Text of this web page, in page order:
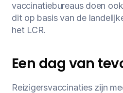
vaccinatiebureaus doen
dit op basis van de
het LCR.
Een dag van
Reizigersvaccinaties zijn